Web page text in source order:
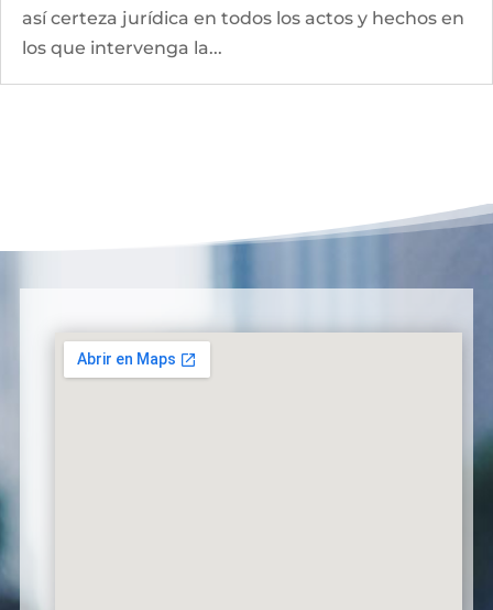
así certeza jurídica en todos los actos y hechos en
los que intervenga la...